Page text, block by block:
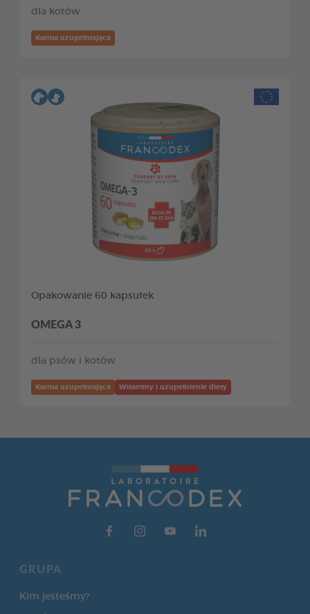
dla kotów
Karma uzupełniająca
Opakowanie 60 kapsułek
OMEGA 3
dla psów i kotów
Karma uzupełniająca Witaminy i uzupełnienie diety
GRUPA
Kim jesteśmy?